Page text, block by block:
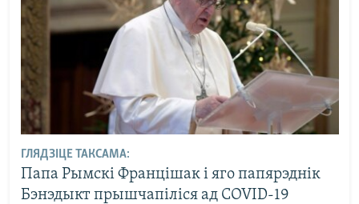
ГЛЯДЗІЦЕ ТАКСАМА:
Папа Рымскі Францішак і яго папярэднік
Бэнэдыкт прышчапіліся ад COVID-19